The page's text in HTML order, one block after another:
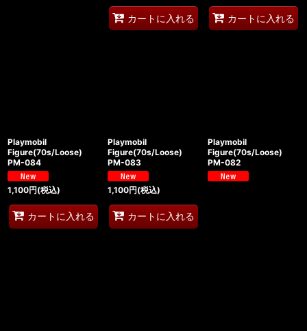
カートに入れる カートに入れる
Playmobil
Figure(70s/Loose)
PM-084
1,100円(税込)
カートに入れる
Playmobil
Figure(70s/Loose)
PM-083
1,100円(税込)
カートに入れる
Playmobil
Figure(70s/Loose)
PM-082